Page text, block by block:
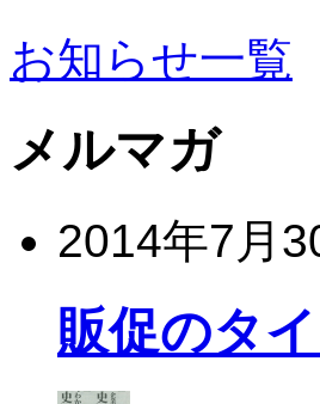
お知らせ一覧
メルマガ
2014年7月
販促のタ